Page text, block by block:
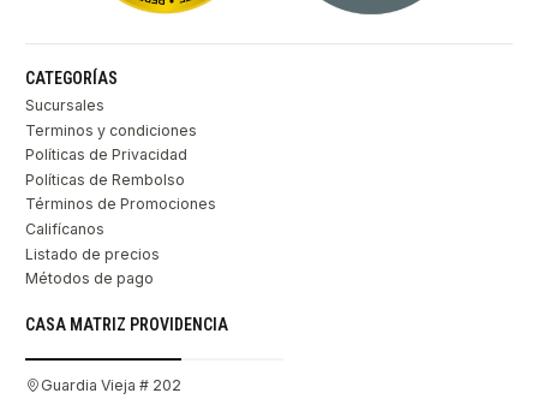
CATEGORÍAS
Sucursales
Terminos y condiciones
Políticas de Privacidad
Políticas de Rembolso
Términos de Promociones
Califícanos
Listado de precios
Métodos de pago
CASA MATRIZ PROVIDENCIA
Guardia Vieja # 202